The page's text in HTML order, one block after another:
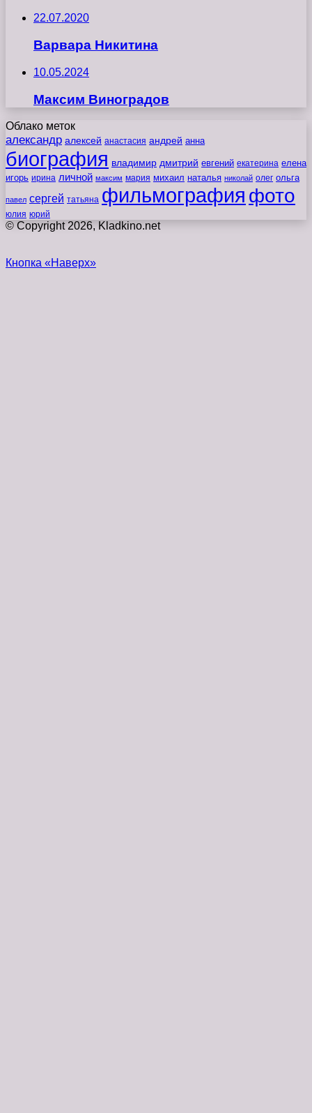
22.07.2020
Варвара Никитина
10.05.2024
Максим Виноградов
Облако меток
александр алексей анастасия андрей анна
биография владимир дмитрий евгений екатерина елена
игорь ирина личной максим мария михаил наталья николай олег ольга
павел сергей татьяна фильмография фото
юлия юрий
© Copyright 2026, Kladkino.net
Кнопка «Наверх»